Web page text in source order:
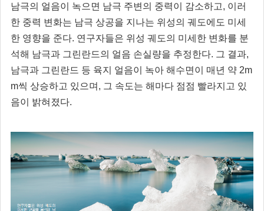
남극의 얼음이 녹으면 남극 주변의 중력이 감소하고, 이러
한 중력 변화는 남극 상공을 지나는 위성의 궤도에도 미세
한 영향을 준다. 연구자들은 위성 궤도의 미세한 변화를 분
석해 남극과 그린란드의 얼음 손실량을 추정한다. 그 결과,
남극과 그린란드 등 육지 얼음이 녹아 해수면이 매년 약 2m
m씩 상승하고 있으며, 그 속도는 해마다 점점 빨라지고 있
음이 밝혀졌다.